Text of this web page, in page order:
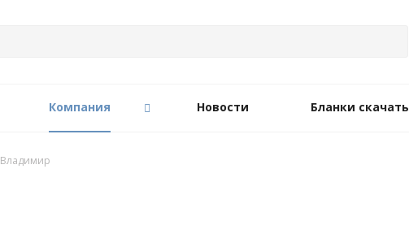
Компания Новости Бланки скачать
Владимир